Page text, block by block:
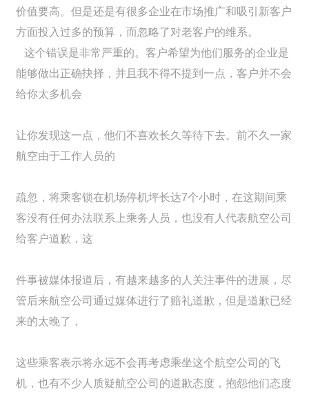
价值要高。但是还是有很多企业在市场推广和吸引新客户
方面投入过多的预算，而忽略了对老客户的维系。
这个错误是非常严重的。客户希望为他们服务的企业是
能够做出正确抉择，并且我不得不提到一点，客户并不会
给你太多机会
让你发现这一点，他们不喜欢长久等待下去。前不久一家
航空由于工作人员的
疏忽，将乘客锁在机场停机坪长达7个小时，在这期间乘
客没有任何办法联系上乘务人员，也没有人代表航空公司
给客户道歉，这
件事被媒体报道后，有越来越多的人关注事件的进展，尽
管后来航空公司通过媒体进行了赔礼道歉，但是道歉已经
来的太晚了，
这些乘客表示将永远不会再考虑乘坐这个航空公司的飞
机，也有不少人质疑航空公司的道歉态度，抱怨他们态度